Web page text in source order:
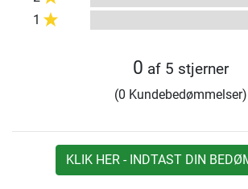
1
0 af 5 stjerner
(0 Kundebedømmelser)
KLIK HER - INDTAST DIN